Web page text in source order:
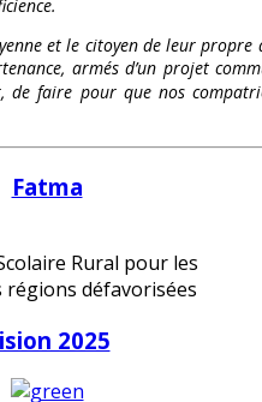
et le citoyen de leur
armés d’un projet
faire pour que nos
Fatma
Rural pour les
régions défavorisées
2025